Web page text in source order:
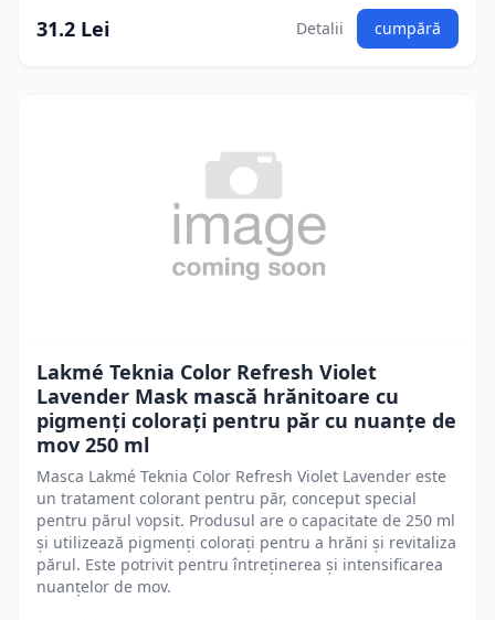
31.2 Lei Detalii cumpără
Lakmé Teknia Color Refresh Violet
Lavender Mask mască hrănitoare cu
pigmenți colorați pentru păr cu nuanțe de
mov 250 ml
Masca Lakmé Teknia Color Refresh Violet Lavender este
un tratament colorant pentru păr, conceput special
pentru părul vopsit. Produsul are o capacitate de 250 ml
și utilizează pigmenți colorați pentru a hrăni și revitaliza
părul. Este potrivit pentru întreținerea și intensificarea
nuanțelor de mov.